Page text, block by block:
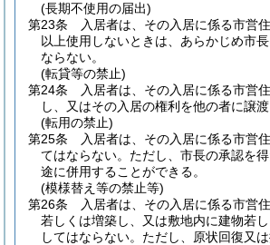
(長期不使用の届出)
第23条
入居者は、その入居に係る市営
以上使用しないときは、あらかじめ市
ならない。
(転貸等の禁止)
第24条
入居者は、その入居に係る市営
し、又はその入居の権利を他の者に譲渡
(転用の禁止)
第25条
入居者は、その入居に係る市営
てはならない。 ただし、市長の承認を
途に併用することができる。
(模様替え等の禁止等)
第26条
入居者は、その入居に係る市営
若しくは増築し、又は敷地内に建物若
してはならない。 ただし、原状回復又